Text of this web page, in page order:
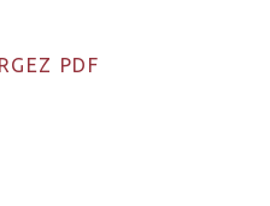
PDF